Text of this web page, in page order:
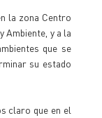
la zona Centro
Ambiente, y a la
que se
su estado
claro que en el